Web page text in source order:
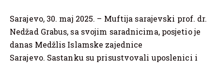
Sarajevo, 30. maj 2025. – Muftija sarajevski prof. dr.
Nedžad Grabus, sa svojim saradnicima, posjetio je
danas Medžlis Islamske zajednice
Sarajevo. Sastanku su prisustvovali uposlenici i